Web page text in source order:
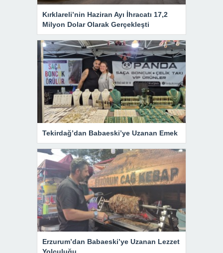
Kırklareli’nin Haziran Ayı İhracatı 17,2
Milyon Dolar Olarak Gerçekleşti
Tekirdağ’dan Babaeski’ye Uzanan Emek
Erzurum’dan Babaeski’ye Uzanan Lezzet